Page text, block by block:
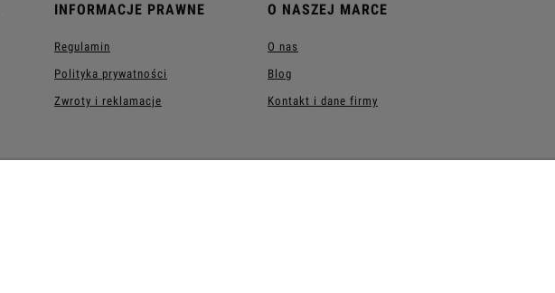
INFORMACJE PRAWNE
Regulamin
Polityka prywatności
Zwroty i reklamacje
O NASZEJ MARCE
O nas
Blog
Kontakt i dane firmy